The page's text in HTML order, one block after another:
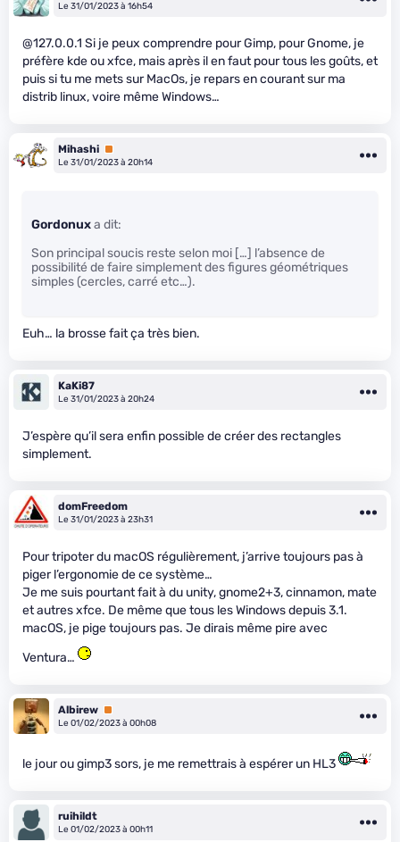
Le 31/01/2023 à 16h54
@127.0.0.1 Si je peux comprendre pour Gimp, pour Gnome, je
préfère kde ou xfce, mais après il en faut pour tous les goûts, et
puis si tu me mets sur MacOs, je repars en courant sur ma
distrib linux, voire même Windows…
Mihashi Premium
Le 31/01/2023 à 20h14
Gordonuxa dit:
Son principal soucis reste selon moi […] l’absence de
possibilité de faire simplement des figures géométriques
simples (cercles, carré etc…).
Euh… la brosse fait ça très bien.
KaKi87
Le 31/01/2023 à 20h24
J’espère qu’il sera enfin possible de créer des rectangles
simplement.
domFreedom
Le 31/01/2023 à 23h31
Pour tripoter du macOS régulièrement, j’arrive toujours pas à
piger l’ergonomie de ce système…
Je me suis pourtant fait à du unity, gnome2+3, cinnamon, mate
et autres xfce. De même que tous les Windows depuis 3.1.
macOS, je pige toujours pas. Je dirais même pire avec
Ventura…
Albirew Premium
Le 01/02/2023 à 00h08
le jour ou gimp3 sors, je me remettrais à espérer un HL3
ruihildt
Le 01/02/2023 à 00h11